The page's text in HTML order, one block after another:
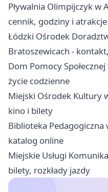
Pływalnia Olimpijczyk w
cennik, godziny i atrakcje
Łódzki Ośrodek
Bratoszewicach -
Dom Pomocy
życie codzienne
Miejski Ośrodek Kultury
kino i bilety
Biblioteka
katalog online
Miejskie Usługi
bilety, rozkłady jazdy